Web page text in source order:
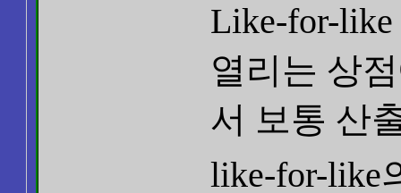
Like-for-
열리는 상
서 보통 산
like-for-like